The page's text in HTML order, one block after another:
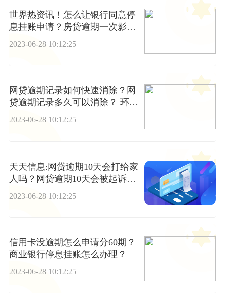
世界热资讯！怎么让银行同意停
息挂账申请？房贷逾期一次影响
以后贷款吗？
2023-06-28 10:12:25
网贷逾期记录如何快速消除？网
贷逾期记录多久可以消除？ 环球
微动态
2023-06-28 10:12:25
天天信息:网贷逾期10天会打给家
人吗？网贷逾期10天会被起诉
2023-06-28 10:12:25
信用卡没逾期怎么申请分60期？
商业银行停息挂账怎么办理？
2023-06-28 10:12:25